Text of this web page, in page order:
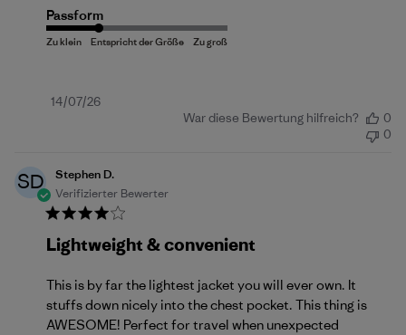
Passform
Veröffentlichungsdatum
14/07/26
War diese Bewertung hilfreich?
0
0
SD
Stephen D.
Verifizierter Bewerter
Lightweight & convenient
This is by far the lightest jacket you will ever own. It
stuffs down nicely into the chest pocket. This thing is
AWESOME! Perfect for travel when unexpected